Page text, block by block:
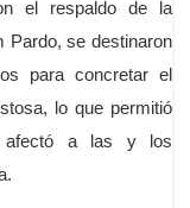
el respaldo de la
Pardo, se destinaron
para concretar el
lo que permitió
afectó a las y los